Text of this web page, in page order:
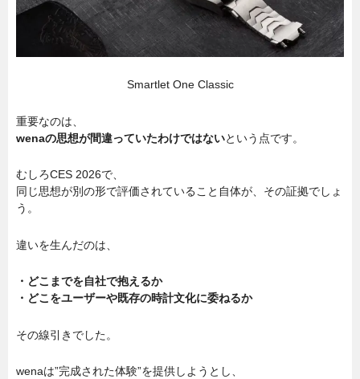
Smartlet One Classic
重要なのは、
wenaの思想が間違っていたわけではないという点です。
むしろCES 2026で、
同じ思想が別の形で評価されていること自体が、その証拠でしょ
う。
違いを生んだのは、
・どこまでを自社で抱えるか
・どこをユーザーや既存の時計文化に委ねるか
その線引きでした。
wenaは”完成された体験”を提供しようとし、